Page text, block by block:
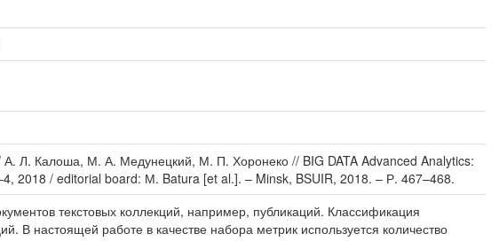
А. Л. Калоша, М. А. Медунецкий, М. П. Хоронеко // BIG DATA Advanced Analytics:
2018 / editorial board: М. Batura [et al.]. – Minsk, BSUIR, 2018. – Р. 467–468.
текстовых коллекций, например, публикаций. Классификация
В настоящей работе в качестве набора метрик используется количество